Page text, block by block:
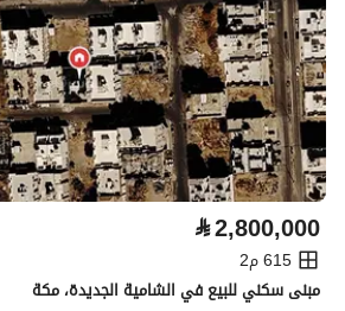
⃁2,800,000
615 م2
مبنى سكني للبيع في الشامية الجديدة، مكة